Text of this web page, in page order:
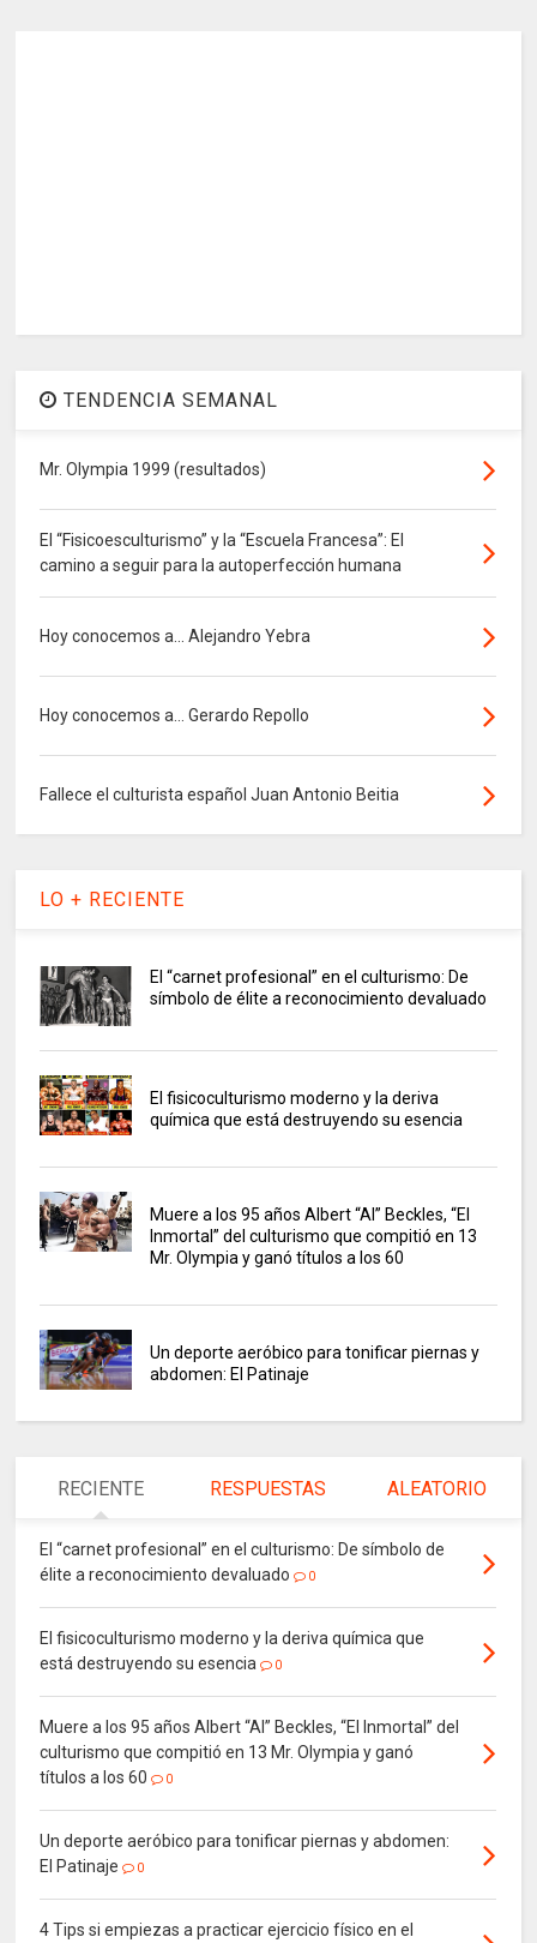
TENDENCIA SEMANAL
Mr. Olympia 1999 (resultados)
El “Fisicoesculturismo” y la “Escuela Francesa”: El
camino a seguir para la autoperfección humana
Hoy conocemos a... Alejandro Yebra
Hoy conocemos a... Gerardo Repollo
Fallece el culturista español Juan Antonio Beitia
LO + RECIENTE
El “carnet profesional” en el culturismo: De
símbolo de élite a reconocimiento devaluado
El fisicoculturismo moderno y la deriva
química que está destruyendo su esencia
Muere a los 95 años Albert “Al” Beckles, “El
Inmortal” del culturismo que compitió en 13
Mr. Olympia y ganó títulos a los 60
Un deporte aeróbico para tonificar piernas y
abdomen: El Patinaje
RECIENTE RESPUESTAS ALEATORIO
El “carnet profesional” en el culturismo: De símbolo de
élite a reconocimiento devaluado
0
El fisicoculturismo moderno y la deriva química que
está destruyendo su esencia
0
Muere a los 95 años Albert “Al” Beckles, “El Inmortal” del
culturismo que compitió en 13 Mr. Olympia y ganó
títulos a los 60
0
Un deporte aeróbico para tonificar piernas y abdomen:
El Patinaje
0
4 Tips si empiezas a practicar ejercicio físico en el